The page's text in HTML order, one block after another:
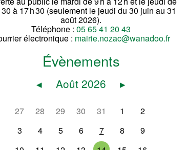
30 à 17 h 30 (seulement le jeudi du 30 juin au 31
août 2026).
Téléphone :05 65 41 20 43
électronique : mairie.nozac@wanadoo.fr
Évènements
◂ Août 2026 ▸
27 28 29 30 31 1
2
3
4 5 6 7 8
9